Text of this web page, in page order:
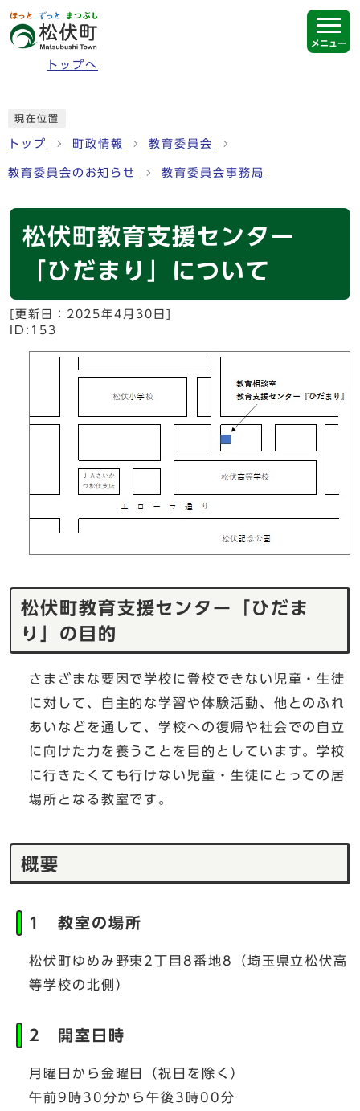
ページの先頭です
トップへ
メニュー
現在位置
トップ 町政情報 教育委員会
教育委員会のお知らせ 教育委員会事務局
松伏町教育支援センター
「ひだまり」について
[更新日： 2025年4月30日
ID:153
松伏町教育支援センター「ひだま
り」の目的
さまざまな要因で学校に登校できない児童・生徒
に対して、自主的な学習や体験活動、他とのふれ
あいなどを通して、学校への復帰や社会での自立
に向けた力を養うことを目的としています。学校
に行きたくても行けない児童・生徒にとっての居
場所となる教室です。
概要
1 教室の場所
松伏町ゆめみ野東2丁目8番地8（埼玉県立松伏高
等学校の北側）
2 開室日時
月曜日から金曜日（祝日を除く）
午前9時30分から午後3時00分